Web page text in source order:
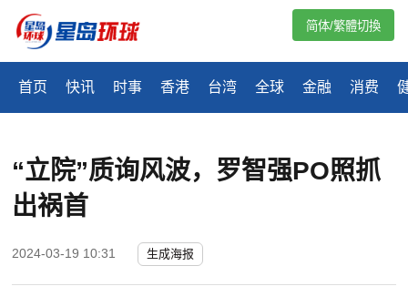
首页 快讯 时事 香港 台湾 全球 金融 消费
简体/繁體切換
“立院”质询风波，罗智强PO照抓
出祸首
2024-03-19 10:31 生成海报